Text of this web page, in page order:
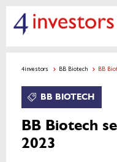
4investors BB Biotech BB
BB BIOTECH
BB Biotech
2023